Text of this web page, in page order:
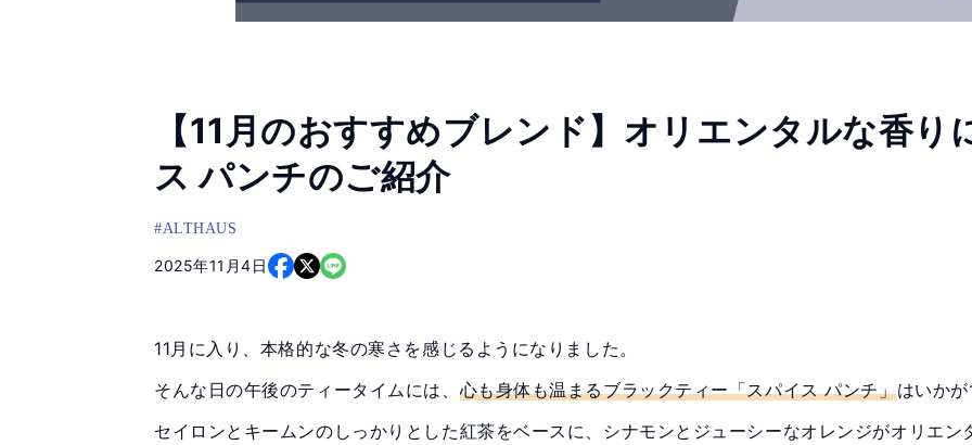
【11月のおすすめブレンド】オリエンタルな香
ス パンチのご紹介
#ALTHAUS
2025年11月4日
11月に入り、本格的な冬の寒さを感じるようになりました。
そんな日の午後のティータイムには、 心も身体も温まるブラックティー「スパイス パンチ」はいか
セイロンとキームンのしっかりとした紅茶をベースに、シナモンとジューシーなオレンジがオリエ